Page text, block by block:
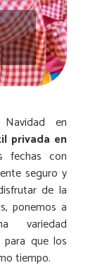
en
privada en
fechas con
seguro y
de la
ponemos a
variedad
para que los
tiempo.